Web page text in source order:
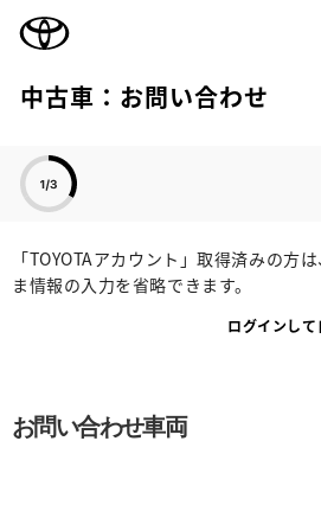
中古車：お問い合わせ
「TOYOTAアカウント」取得済みの方
ま情報の入力を省略できます。
ログインして
お問い合わせ車両